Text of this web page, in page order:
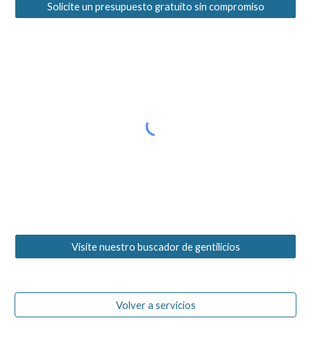
Solicite un presupuesto gratuito sin compromiso
Visite nuestro buscador de gentilicios
Volver a servicios